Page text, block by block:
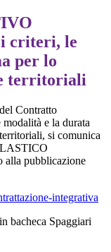
criteri, le
per lo
territoriali
Contratto
e la durata
si comunica
pubblicazione
integrativa
bacheca Spaggiari